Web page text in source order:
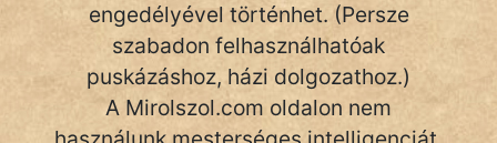
engedélyével történhet. (Persze
szabadon felhasználhatóak
puskázáshoz, házi dolgozathoz.)
A Mirolszol.com oldalon nem